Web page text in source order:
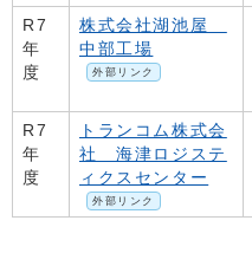
R7
年
度
株式会社湖池屋
中部工場
外部リンク
R7
年
度
トランコム株式会
社 海津ロジステ
ィクスセンター
外部リンク